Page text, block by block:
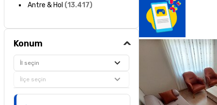
Antre & Hol (13.417)
Konum
İl seçin
İlçe seçin